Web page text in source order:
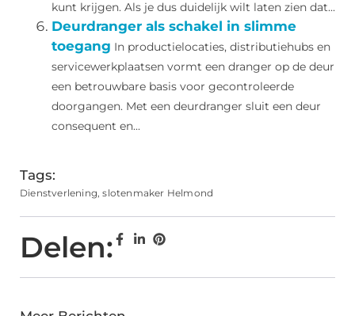
kunt krijgen. Als je dus duidelijk wilt laten zien dat...
Deurdranger als schakel in slimme
toegang In productielocaties, distributiehubs en
servicewerkplaatsen vormt een dranger op de deur
een betrouwbare basis voor gecontroleerde
doorgangen. Met een deurdranger sluit een deur
consequent en...
Tags:
Dienstverlening,slotenmaker Helmond
Delen: